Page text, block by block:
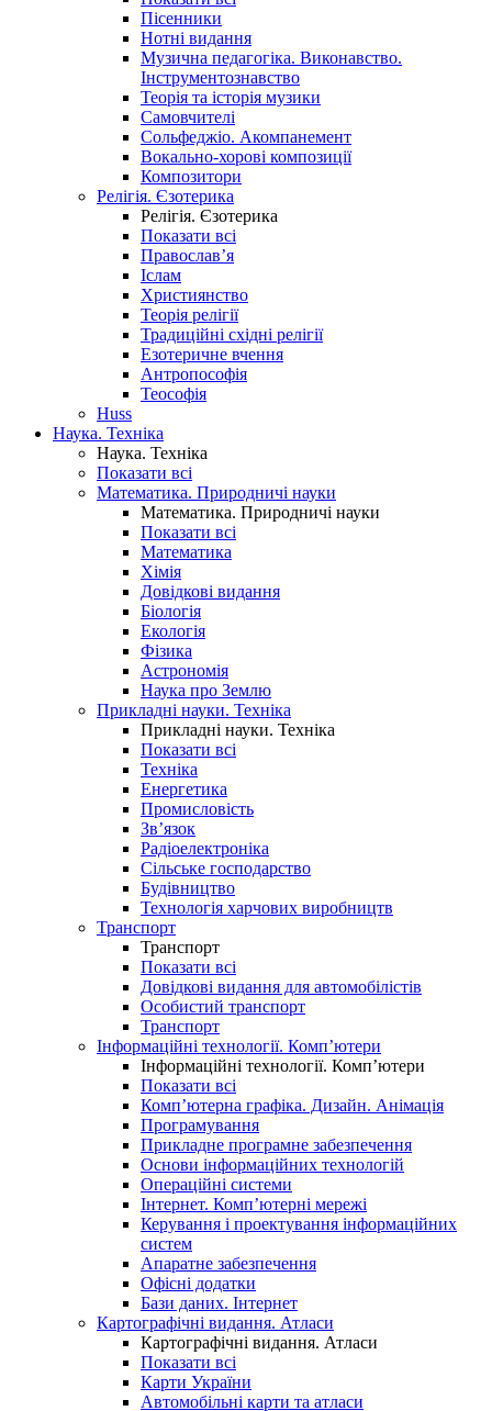
Пісенники
Нотні видання
Музична педагогіка. Виконавство.
Інструментознавство
Теорія та історія музики
Самовчителі
Сольфеджіо. Акомпанемент
Вокально-хорові композиції
Композитори
Релігія. Єзотерика
Релігія. Єзотерика
Показати всі
Православ’я
Іслам
Християнство
Теорія релігії
Традиційні східні релігії
Езотеричне вчення
Антропософія
Теософія
Huss
Наука. Техніка
Наука. Техніка
Показати всі
Математика. Природничі науки
Математика. Природничі науки
Показати всі
Математика
Хімія
Довідкові видання
Біологія
Екологія
Фізика
Астрономія
Наука про Землю
Прикладні науки. Техніка
Прикладні науки. Техніка
Показати всі
Техніка
Енергетика
Промисловість
Зв’язок
Радіоелектроніка
Сільське господарство
Будівництво
Технологія харчових виробництв
Транспорт
Транспорт
Показати всі
Довідкові видання для автомобілістів
Особистий транспорт
Транспорт
Інформаційні технології. Комп’ютери
Інформаційні технології. Комп’ютери
Показати всі
Комп’ютерна графіка. Дизайн. Анімація
Програмування
Прикладне програмне забезпечення
Основи інформаційних технологій
Операційні системи
Інтернет. Комп’ютерні мережі
Керування і проектування інформаційних
систем
Апаратне забезпечення
Офісні додатки
Бази даних. Інтернет
Картографічні видання. Атласи
Картографічні видання. Атласи
Показати всі
Карти України
Автомобільні карти та атласи